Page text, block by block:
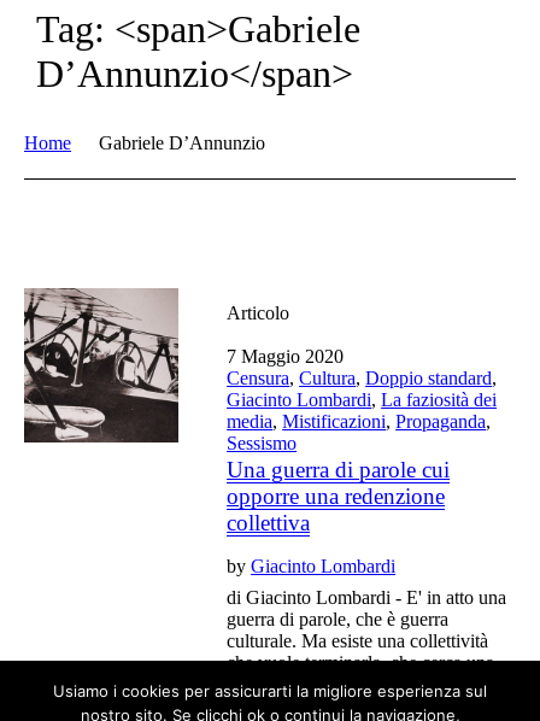
Tag: <span>Gabriele
D’Annunzio</span>
Home Gabriele D’Annunzio
Articolo
7 Maggio 2020
Censura,Cultura,Doppio standard,
Giacinto Lombardi,La faziosità dei
media,Mistificazioni,Propaganda,
Sessismo
Una guerra di parole cui
opporre una redenzione
collettiva
byGiacinto Lombardi
di Giacinto Lombardi - E' in atto una
guerra di parole, che è guerra
culturale. Ma esiste una collettività
che vuole terminarla, che cerca una
redenzione e che deve trovare voce.
Usiamo i cookies per assicurarti la migliore esperienza sul
nostro sito. Se clicchi ok o continui la navigazione,